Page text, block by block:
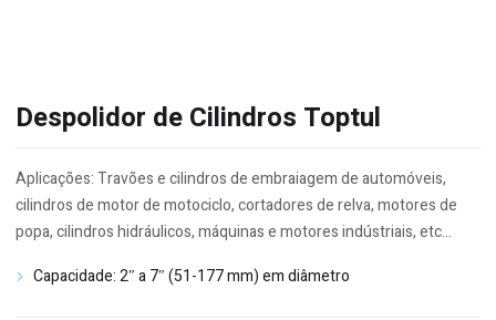
Despolidor de Cilindros Toptul
Aplicações: Travões e cilindros de embraiagem de automóveis,
cilindros de motor de motociclo, cortadores de relva, motores de
popa, cilindros hidráulicos, máquinas e motores indústriais, etc…
Capacidade: 2″ a 7″ (51-177 mm) em diâmetro